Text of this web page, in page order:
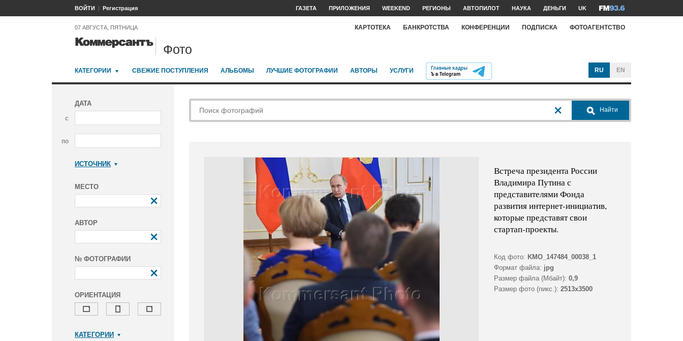
ВОЙТИ Регистрация ГАЗЕТА ПРИЛОЖЕНИЯ WEEKEND РЕГИОНЫ АВТОПИЛОТ НАУКА ДЕНЬГИ UK
07 АВГУСТА, ПЯТНИЦА КАРТОТЕКА БАНКРОТСТВА КОНФЕРЕНЦИИ ПОДПИСКА ФОТОАГЕНТСТВО
Фото
КАТЕГОРИИ СВЕЖИЕ ПОСТУПЛЕНИЯ АЛЬБОМЫ ЛУЧШИЕ ФОТОГРАФИИ АВТОРЫ УСЛУГИ RU EN
ДАТА
с
по
ИСТОЧНИК
МЕСТО
АВТОР
№ ФОТОГРАФИИ
ОРИЕНТАЦИЯ
КАТЕГОРИИ
Найти
Встреча президента России
Владимира Путина с
представителями Фонда
развития интернет-инициатив,
которые представят свои
стартап-проекты.
Код фото: KMO_147484_00038_1
Формат файла: jpg
Размер файла (Мбайт): 0,9
Размер фото (пикс.): 2513x3500